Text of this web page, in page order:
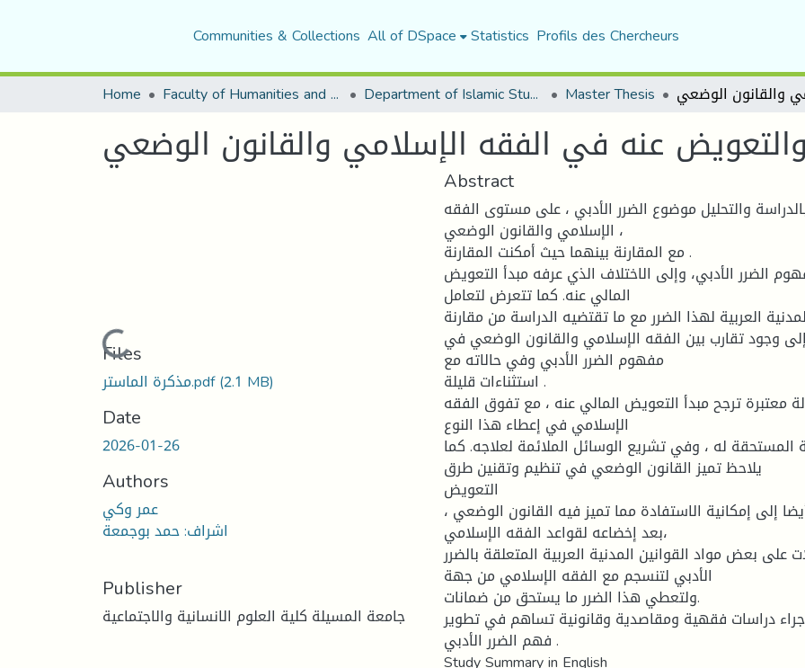
Communities & Collections All of DSpace Statistics Profils des Chercheurs
Home Faculty of Humanities and Social Sciences Department of Islamic Studies Master Thesis
والتعويض عنه في الفقه الإسلامي والقانون الوضعي
Loading...
Files
مذكرة الماستر.pdf(2.1 MB)
Date
2026-01-26
Authors
عمر وكي
اشراف: حمد بوجمعة
Publisher
جامعة المسيلة كلية العلوم الانسانية والاجتماعية
Abstract
والتحليل موضوع الضرر الأدبي ، على مستوى الفقه
الإسلامي والقانون الوضعي ،
مع المقارنة بينهما حيث أمكنت المقارنة .
الضرر الأدبي، وإلى الاختلاف الذي عرفه مبدأ التعويض
المالي عنه. كما تتعرض لتعامل
العربية لهذا الضرر مع ما تقتضيه الدراسة من مقارنة.
وجود تقارب بين الفقه الإسلامي والقانون الوضعي في
مفهوم الضرر الأدبي وفي حالاته مع
استثناءات قليلة .
معتبرة ترجح مبدأ التعويض المالي عنه ، مع تفوق الفقه
الإسلامي في إعطاء هذا النوع
المستحقة له ، وفي تشريع الوسائل الملائمة لعلاجه. كما
يلاحظ تميز القانون الوضعي في تنظيم وتقنين طرق
التعويض
إلى إمكانية الاستفادة مما تميز فيه القانون الوضعي ،
بعد إخضاعه لقواعد الفقه الإسلامي،
على بعض مواد القوانين المدنية العربية المتعلقة بالضرر
الأدبي لتنسجم مع الفقه الإسلامي من جهة
ولتعطي هذا الضرر ما يستحق من ضمانات.
إجراء دراسات فقهية ومقاصدية وقانونية تساهم في تطوير
فهم الضرر الأدبي .
Study Summary in English